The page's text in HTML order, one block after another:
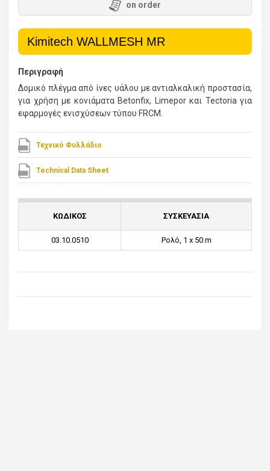
on order
Kimitech WALLMESH MR
Περιγραφή
Δομικό πλέγμα από ίνες υάλου με αντιαλκαλική προστασία,
για χρήση με κονιάματα Betonfix, Limepor και Tectoria για
εφαρμογές ενισχύσεων τύπου FRCM.
Τεχνικό Φυλλάδιο
Technical Data Sheet
ΚΩΔΙΚΟΣ ΣΥΣΚΕΥΑΣΙΑ
03.10.0510 Ρολό, 1 x 50 m